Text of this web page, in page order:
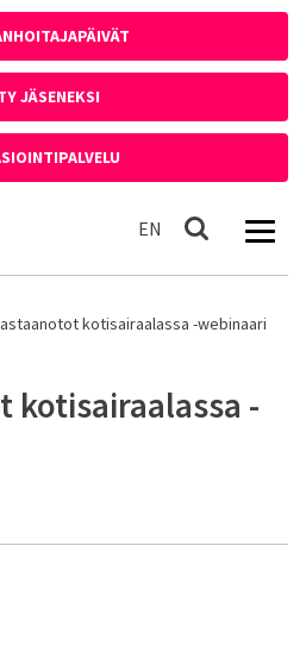
JÄSENEKSI
EN In English
Haku
kotisairaalassa -webinaari
kotisairaalassa -